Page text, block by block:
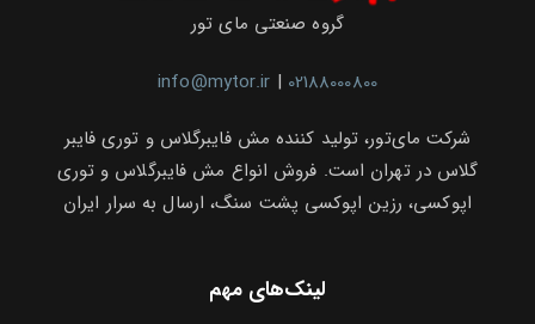
گروه صنعتی مای تور
info@mytor.ir | 02188000800
شرکت مای‌تور، تولید کننده مش فایبرگلاس و توری فایبر
گلاس در تهران است. فروش انواع مش فایبرگلاس و توری
اپوکسی، رزین اپوکسی پشت سنگ، ارسال به سرار ایران
لینک‌های مهم